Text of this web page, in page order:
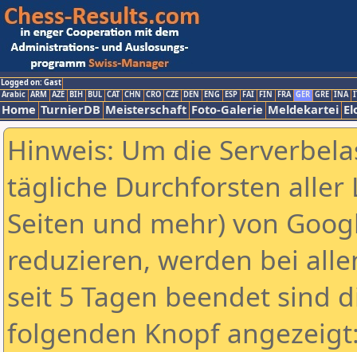
Logged on: Gast
Arabic ARM AZE BIH BUL CAT CHN CRO CZE DEN ENG ESP FAI FIN FRA GER GRE INA
Home TurnierDB Meisterschaft Foto-Galerie Meldekartei
Hinweis: Um die
tägliche Durchforsten aller
Seiten und mehr) von
reduzieren, werden bei
seit 5 Tagen beendet sind
folgenden Knopf